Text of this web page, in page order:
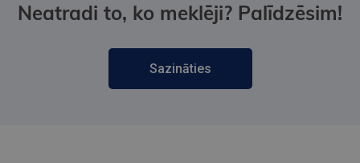
Neatradi to, ko meklēji? Palīdzēsim!
Sazināties